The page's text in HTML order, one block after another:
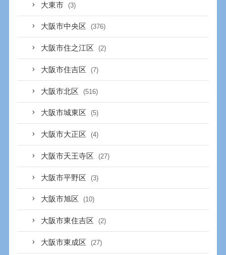
大東市 (3)
大阪市中央区 (376)
大阪市住之江区 (2)
大阪市住吉区 (7)
大阪市北区 (516)
大阪市城東区 (5)
大阪市大正区 (4)
大阪市天王寺区 (27)
大阪市平野区 (3)
大阪市旭区 (10)
大阪市東住吉区 (2)
大阪市東成区 (27)